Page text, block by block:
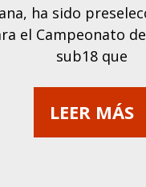
ha sido
el Campeonato
sub18 que
LEER MÁS